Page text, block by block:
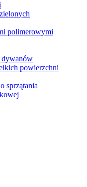
polimerowymi
dywanów
powierzchni
sprzątania